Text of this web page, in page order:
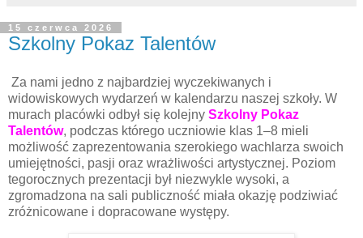
15 czerwca 2026
Szkolny Pokaz Talentów
Za nami jedno z najbardziej wyczekiwanych i
widowiskowych wydarzeń w kalendarzu naszej szkoły. W
murach placówki odbył się kolejny Szkolny Pokaz
Talentów, podczas którego uczniowie klas 1–8 mieli
możliwość zaprezentowania szerokiego wachlarza swoich
umiejętności, pasji oraz wrażliwości artystycznej. Poziom
tegorocznych prezentacji był niezwykle wysoki, a
zgromadzona na sali publiczność miała okazję podziwiać
zróżnicowane i dopracowane występy.